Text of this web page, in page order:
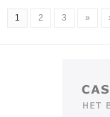
1 2 3 »